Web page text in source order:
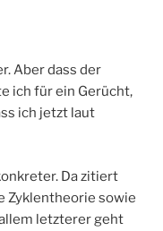
Aber dass der
ich für ein Gerücht,
ich jetzt laut
Da zitiert
Zyklentheorie sowie
letzterer geht